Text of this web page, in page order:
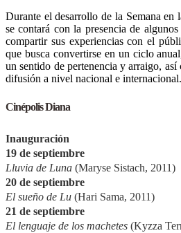
Durante el desarrollo de la Semana en
se contará con la presencia de
compartir sus experiencias con el
que busca convertirse en un ciclo
un sentido de pertenencia y arraigo, así
difusión a nivel nacional e internacional.
Inauguración
19 de septiembre
Lluvia de Luna (Maryse Sistach, 2011)
20 de septiembre
El sueño de Lu (Hari Sama, 2011)
21 de septiembre
El lenguaje de los machetes (Kyzza